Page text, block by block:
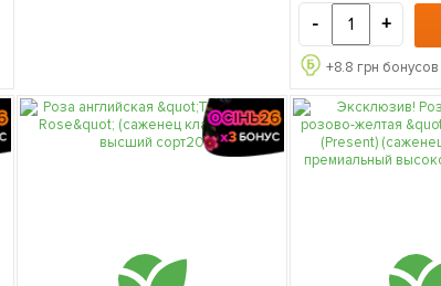
- +
+8.8 грн